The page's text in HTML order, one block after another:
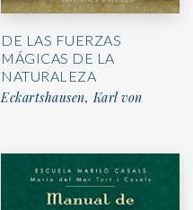
DE LAS FUERZAS
MÁGICAS DE LA
NATURALEZA
Eckartshausen, Karl von